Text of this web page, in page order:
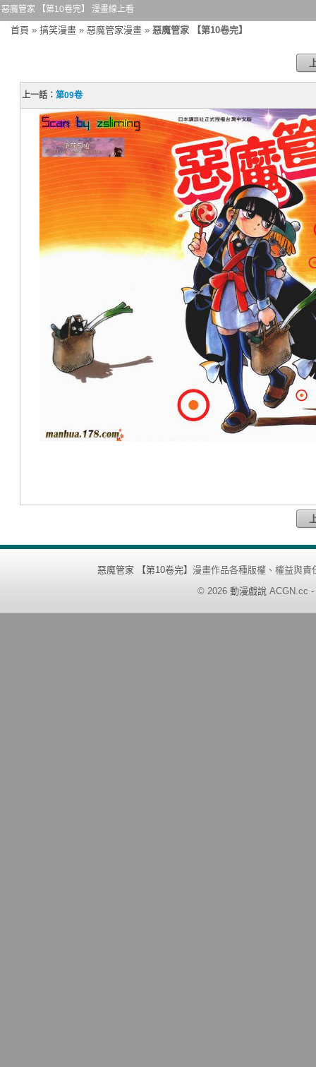
惡魔管家 【第10卷完】 漫畫線上看
首頁 » 搞笑漫畫 » 惡魔管家漫畫 » 惡魔管家 【第10卷完】
上一話：第09卷
惡魔管家 【第10卷完】漫畫作品各種版權、權益與責
© 2026 動漫戲說 ACGN.cc